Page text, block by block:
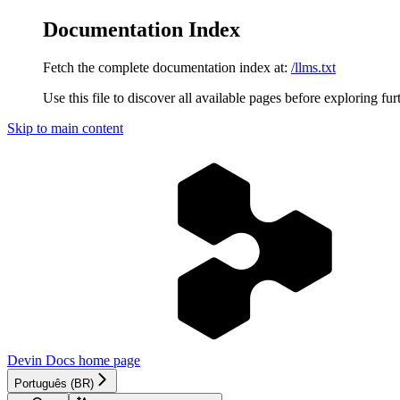
Documentation Index
Fetch the complete documentation index at: /llms.txt
Use this file to discover all available pages before exploring
Skip to main content
Devin Docs home page
Português (BR)